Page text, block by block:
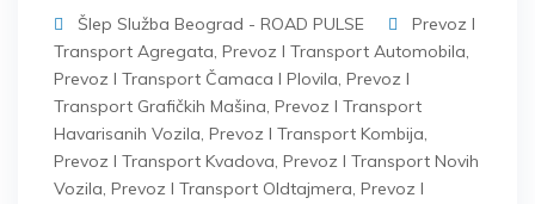
Šlep Služba Beograd - ROAD PULSE
Prevoz I
Transport Agregata, Prevoz I Transport Automobila,
Prevoz I Transport Čamaca I Plovila, Prevoz I
Transport Grafičkih Mašina, Prevoz I Transport
Havarisanih Vozila, Prevoz I Transport Kombija,
Prevoz I Transport Kvadova, Prevoz I Transport Novih
Vozila, Prevoz I Transport Oldtajmera, Prevoz I